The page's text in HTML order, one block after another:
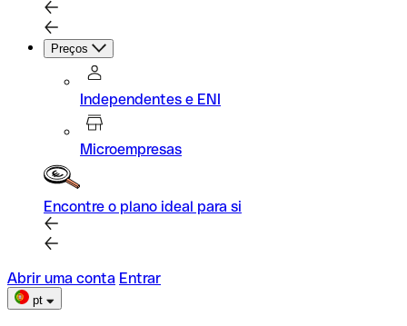
Preços
Independentes e ENI
Microempresas
Encontre o plano ideal para si
Abrir uma conta Entrar
pt